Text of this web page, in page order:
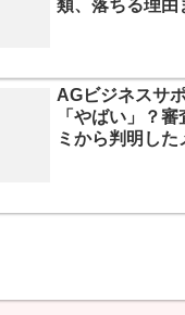
類、落ちる理由
AGビジネスサ
「やばい」？
ミから判明し